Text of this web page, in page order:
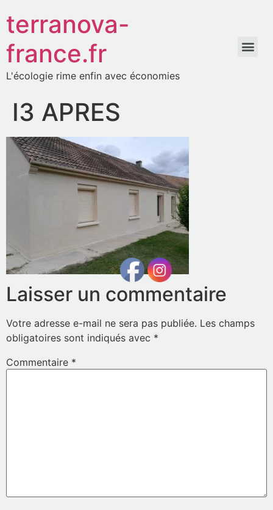
terranova-
france.fr
L'écologie rime enfin avec économies
I3 APRES
Laisser un commentaire
Votre adresse e-mail ne sera pas publiée. Les champs
obligatoires sont indiqués avec *
Commentaire *